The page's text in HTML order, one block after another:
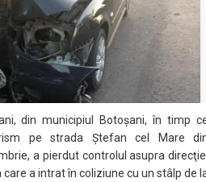
din municipiul Botoşani, în timp
pe strada Ştefan cel Mare
a pierdut controlul asupra
a intrat în coliziune cu un stâlp de